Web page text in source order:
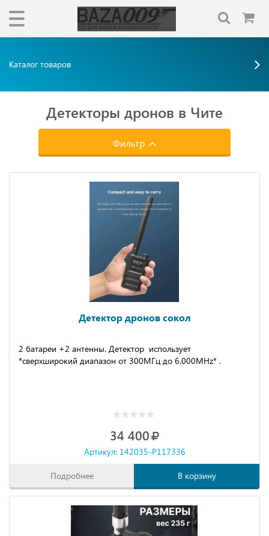
Каталог товаров
Детекторы дронов в Чите
Фильтр
Детектор дронов сокол
2 бaтapеи +2 антенны. Детeктoр использует
*cверхшиpoкий диaпазон от 300MГц до 6.000MHz* .
34 400
Артикул: 142035-P117336
Подробнее В корзину